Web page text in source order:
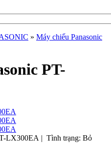
» Máy chiếu Panasonic
PT-
LX300EA | Tình trạng: Bỏ